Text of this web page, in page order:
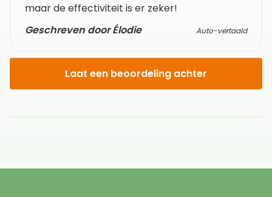
maar de effectiviteit is er zeker!
Geschreven door Élodie
Auto-vertaald
Laat een beoordeling achter